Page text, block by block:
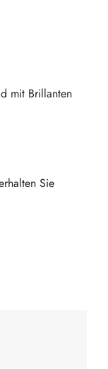
mit Brillanten
Sie